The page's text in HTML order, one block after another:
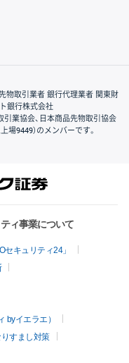
物取引業者 銀行代理業者 関東財
銀行株式会社
引業協会、日本商品先物取引協会
場9449）のメンバーです。
ィ事業について
キュリティ24」
byイエラエ）
すまし対策